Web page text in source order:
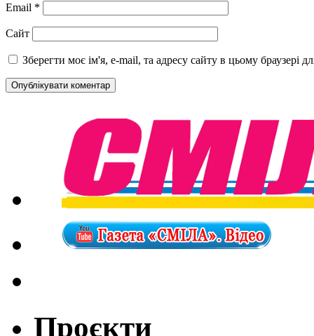
Email *
Сайт
Зберегти моє ім'я, e-mail, та адресу сайту в цьому браузері
Проєкти